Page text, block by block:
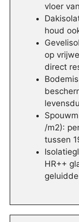
vloer
houd
op
direct
/m2):
tussen
HR++